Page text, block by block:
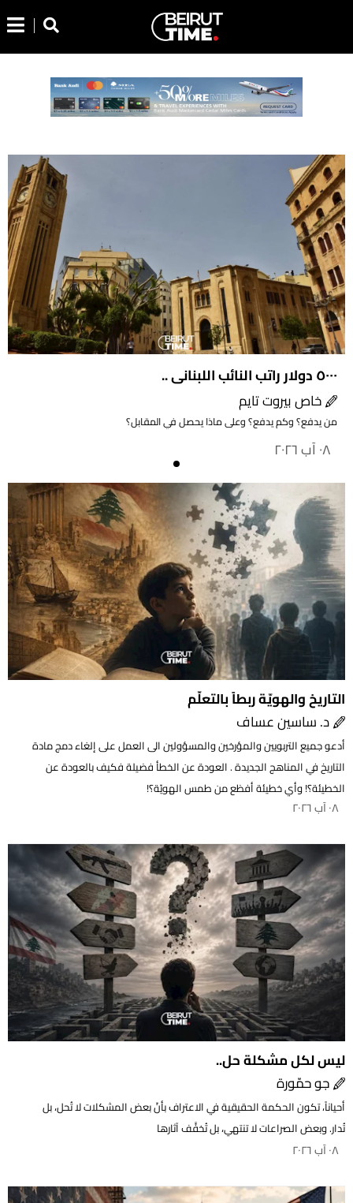
٥٠٠٠ دولار راتب النائب اللبناني ..
خاص بيروت تايم
من يدفع؟ وكم يدفع؟ وعلى ماذا يحصل في المقابل؟
٠٨ آب ٢٠٢٦
التاريخ والهويّة ربطاً بالتعلّم
د. ساسين عساف
أدعو جميع التربويين والمؤرخين والمسؤولين الى العمل على إلغاء دمج مادة
التاريخ في المناهج الجديدة . العودة عن الخطأ فضيلة فكيف بالعودة عن
الخطيئة؟! وأي خطيئة أفظع من طمس الهويّة؟!
٠٨ آب ٢٠٢٦
ليس لكل مشكلة حل..
جو حمّورة
أحياناً، تكون الحكمة الحقيقية في الاعتراف بأنّ بعض المشكلات لا تُحل، بل
تُدار. وبعض الصراعات لا تنتهي، بل تُخفَّف آثارها
٠٨ آب ٢٠٢٦